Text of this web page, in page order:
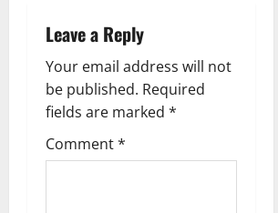
v
i
g
a
Leave a Reply
Your email address will not
be published. Required
fields are marked *
Comment*